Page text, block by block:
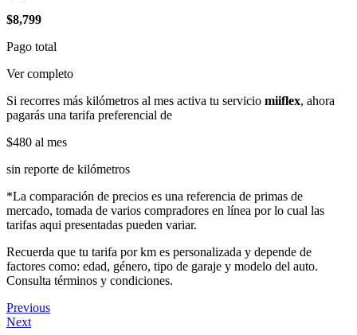
$8,799
Pago total
Ver completo
Si recorres más kilómetros al mes activa tu servicio miiflex, ahora
pagarás una tarifa preferencial de
$480 al mes
sin reporte de kilómetros
*La comparación de precios es una referencia de primas de
mercado, tomada de varios compradores en línea por lo cual las
tarifas aqui presentadas pueden variar.
Recuerda que tu tarifa por km es personalizada y depende de
factores como: edad, género, tipo de garaje y modelo del auto.
Consulta términos y condiciones.
Previous
Next